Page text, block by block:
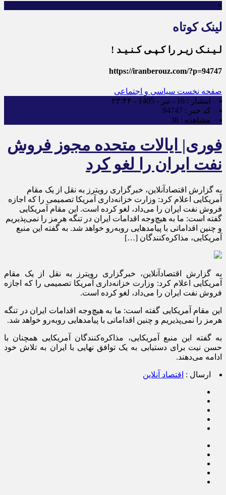
×
لینک کوتاه
لـیـنـک زیـر را کـپـی کـنـیـد !
https://iranberouz.com/?p=94747
صفحه نخست سیاسی و اجتماعی
انتشار : 16 - تیر - 1405 - ۲۳:۴۴
کد خبر : 94747
مشاهده : 38
فوری| ایالات متحده مجوز فروش
نفت ایران را لغو کرد
به گزارش اقتصادآنلاین، خبرگزاری رویترز به نقل از یک مقام
آمریکایی اعلام کرد: وزارت خزانه‌داری آمریکا تصمیمی را که اجازه
فروش نفت ایران را می‌داد، لغو کرده است. این مقام آمریکایی
گفته است: ما به هیچ‌وجه اقدامات ایران در تنگه هرمز را نمی‌پذیریم
و چنین اقداماتی با پیامدهایی روبه‌رو خواهد شد. به گفته این منبع
آمریکایی، مذاکره‌کنندگان […]
به گزارش اقتصادآنلاین، خبرگزاری رویترز به نقل از یک مقام
آمریکایی اعلام کرد: وزارت خزانه‌داری آمریکا تصمیمی را که اجازه
فروش نفت ایران را می‌داد، لغو کرده است.
این مقام آمریکایی گفته است: ما به هیچ‌وجه اقدامات ایران در تنگه
هرمز را نمی‌پذیریم و چنین اقداماتی با پیامدهایی روبه‌رو خواهد شد.
به گفته این منبع آمریکایی، مذاکره‌کنندگان آمریکایی همچنان با
حسن نیت برای دستیابی به یک توافق نهایی با ایران به تلاش خود
ادامه می‌دهند.
ارسال : اقتصاد آنلاین